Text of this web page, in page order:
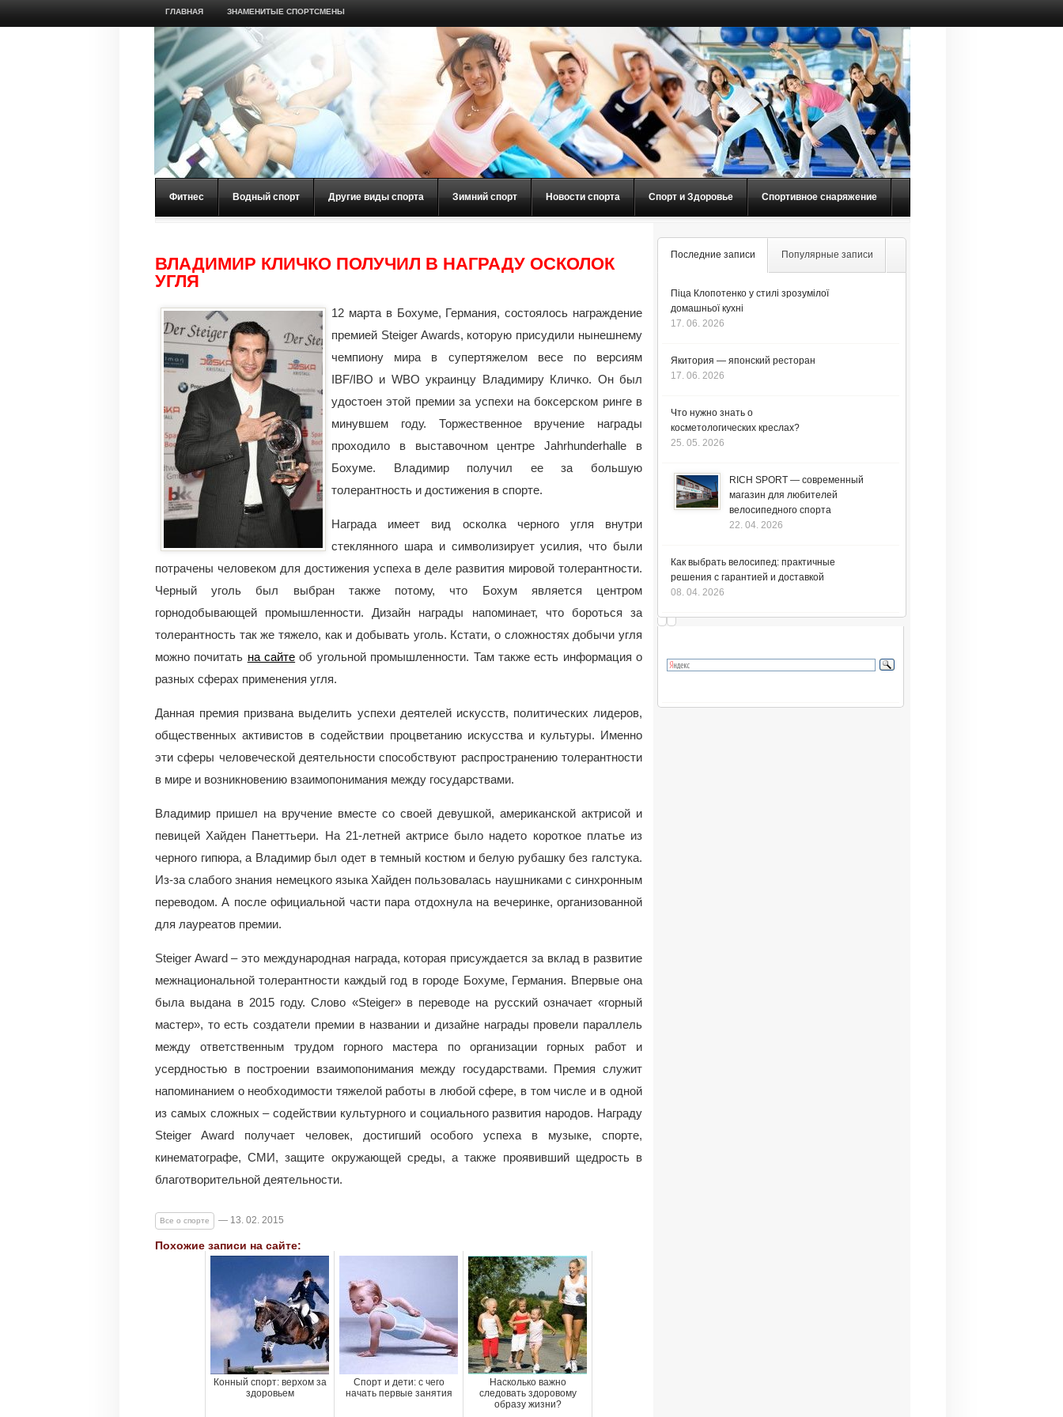
ГЛАВНАЯ ЗНАМЕНИТЫЕ СПОРТСМЕНЫ
Фитнес Водный спорт Другие виды спорта Зимний спорт Новости спорта Спорт и Здоровье Спортивное снаряжение
ВЛАДИМИР КЛИЧКО ПОЛУЧИЛ В НАГРАДУ ОСКОЛОК
УГЛЯ
12 марта в Бохуме, Германия, состоялось награждение
премией Steiger Awards, которую присудили нынешнему
чемпиону мира в супертяжелом весе по версиям
IBF/IBO и WBO украинцу Владимиру Кличко. Он был
удостоен этой премии за успехи на боксерском ринге в
минувшем году. Торжественное вручение награды
проходило в выставочном центре Jahrhunderhalle в
Бохуме. Владимир получил ее за большую
толерантность и достижения в спорте.
Награда имеет вид осколка черного угля внутри
стеклянного шара и символизирует усилия, что были
потрачены человеком для достижения успеха в деле развития мировой толерантности.
Черный уголь был выбран также потому, что Бохум является центром
горнодобывающей промышленности. Дизайн награды напоминает, что бороться за
толерантность так же тяжело, как и добывать уголь. Кстати, о сложностях добычи угля
можно почитать на сайте об угольной промышленности. Там также есть информация о
разных сферах применения угля.
Данная премия призвана выделить успехи деятелей искусств, политических лидеров,
общественных активистов в содействии процветанию искусства и культуры. Именно
эти сферы человеческой деятельности способствуют распространению толерантности
в мире и возникновению взаимопонимания между государствами.
Владимир пришел на вручение вместе со своей девушкой, американской актрисой и
певицей Хайден Панеттьери. На 21-летней актрисе было надето короткое платье из
черного гипюра, а Владимир был одет в темный костюм и белую рубашку без галстука.
Из-за слабого знания немецкого языка Хайден пользовалась наушниками с синхронным
переводом. А после официальной части пара отдохнула на вечеринке, организованной
для лауреатов премии.
Steiger Award – это международная награда, которая присуждается за вклад в развитие
межнациональной толерантности каждый год в городе Бохуме, Германия. Впервые она
была выдана в 2015 году. Слово «Steiger» в переводе на русский означает «горный
мастер», то есть создатели премии в названии и дизайне награды провели параллель
между ответственным трудом горного мастера по организации горных работ и
усердностью в построении взаимопонимания между государствами. Премия служит
напоминанием о необходимости тяжелой работы в любой сфере, в том числе и в одной
из самых сложных – содействии культурного и социального развития народов. Награду
Steiger Award получает человек, достигший особого успеха в музыке, спорте,
кинематографе, СМИ, защите окружающей среды, а также проявивший щедрость в
благотворительной деятельности.
Все о спорте — 13. 02. 2015
Похожие записи на сайте:
Конный спорт: верхом за
здоровьем
Спорт и дети: с чего
начать первые занятия
Насколько важно
следовать здоровому
образу жизни?
Последние записи Популярные записи
Піца Клопотенко у стилі зрозумілої
домашньої кухні
17. 06. 2026
Якитория — японский ресторан
17. 06. 2026
Что нужно знать о
косметологических креслах?
25. 05. 2026
RICH SPORT — современный
магазин для любителей
велосипедного спорта
22. 04. 2026
Как выбрать велосипед: практичные
решения с гарантией и доставкой
08. 04. 2026